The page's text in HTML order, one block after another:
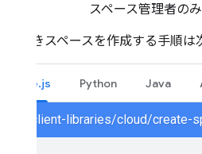
スペース管理者の
名前付きスペースを作成する手順は
Node.js Python Java
chat/client-libraries/cloud/create-